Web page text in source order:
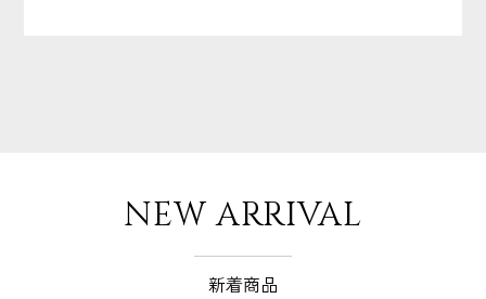
NEW ARRIVAL
新着商品